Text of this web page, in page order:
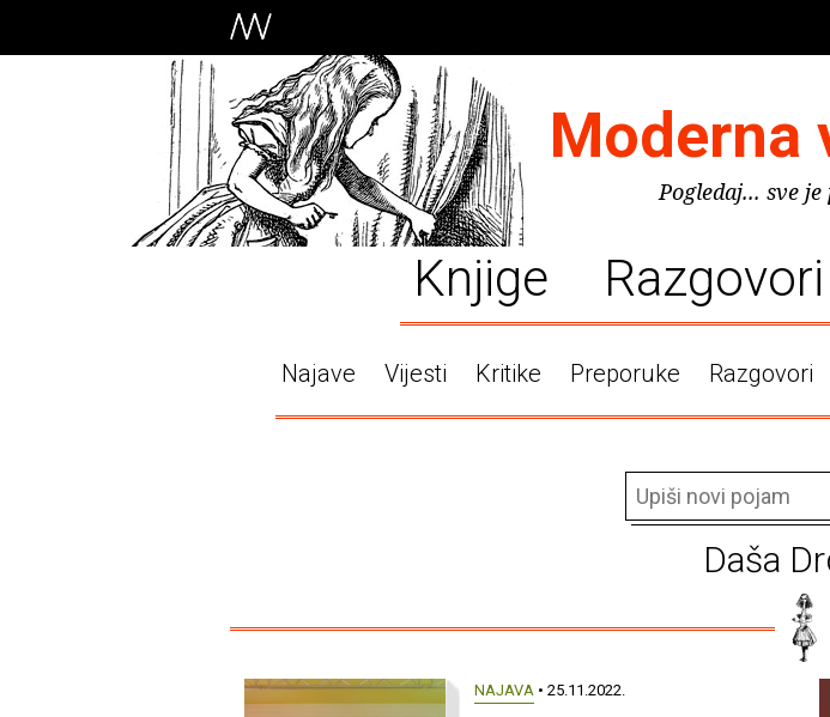
Moderna
Pogledaj... sve
Knjige Razgovori
Najave Vijesti Kritike Preporuke Razgovori
Daša
NAJAVA • 25.11.2022.